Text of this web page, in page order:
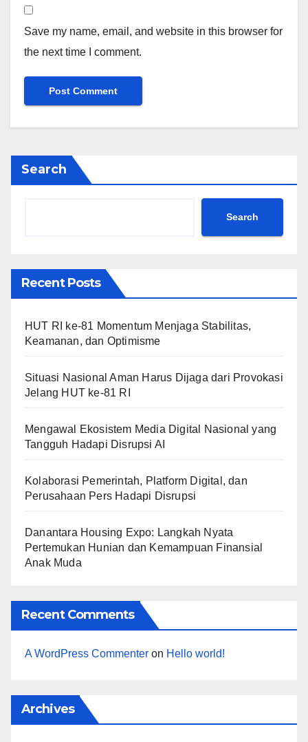
Save my name, email, and website in this browser for
the next time I comment.
Search
Search
Recent Posts
HUT RI ke-81 Momentum Menjaga Stabilitas,
Keamanan, dan Optimisme
Situasi Nasional Aman Harus Dijaga dari Provokasi
Jelang HUT ke-81 RI
Mengawal Ekosistem Media Digital Nasional yang
Tangguh Hadapi Disrupsi AI
Kolaborasi Pemerintah, Platform Digital, dan
Perusahaan Pers Hadapi Disrupsi
Danantara Housing Expo: Langkah Nyata
Pertemukan Hunian dan Kemampuan Finansial
Anak Muda
Recent Comments
A WordPress Commenter on Hello world!
Archives